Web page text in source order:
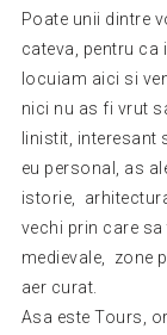
Poate unii dintre
cateva, pentru ca
locuiam aici si
nici nu as fi vrut
linistit, interesant
eu personal, as
istorie,
vechi prin care
medievale, zone
aer curat.
Asa este Tours,